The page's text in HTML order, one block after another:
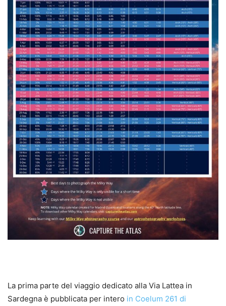
La prima parte del viaggio dedicato alla Via Lattea in
Sardegna è pubblicata per intero in Coelum 261 di